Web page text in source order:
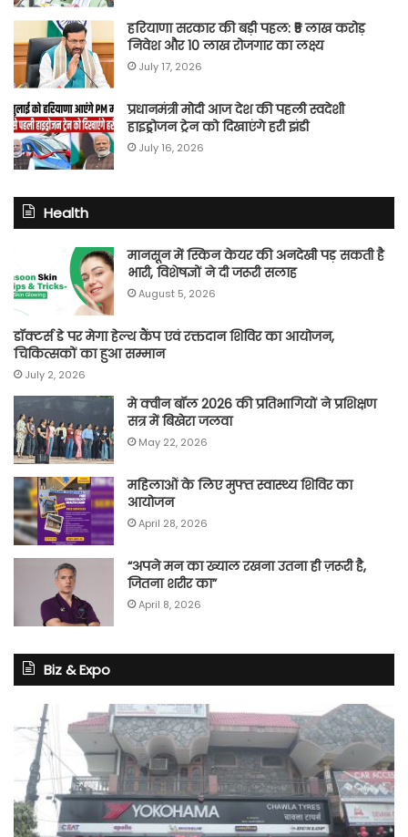
हरियाणा सरकार की बड़ी पहल: ₹5 लाख करोड़
निवेश और 10 लाख रोजगार का लक्ष्य
July 17, 2026
प्रधानमंत्री मोदी आज देश की पहली स्वदेशी
हाइड्रोजन ट्रेन को दिखाएंगे हरी झंडी
July 16, 2026
Health
मानसून में स्किन केयर की अनदेखी पड़ सकती है
भारी, विशेषज्ञों ने दी जरूरी सलाह
August 5, 2026
डॉक्टर्स डे पर मेगा हेल्थ कैंप एवं रक्तदान शिविर का आयोजन,
चिकित्सकों का हुआ सम्मान
July 2, 2026
मे क्वीन बॉल 2026 की प्रतिभागियों ने प्रशिक्षण
सत्र में बिखेरा जलवा
May 22, 2026
महिलाओं के लिए मुफ्त स्वास्थ्य शिविर का
आयोजन
April 28, 2026
“अपने मन का ख्याल रखना उतना ही ज़रूरी है,
जितना शरीर का”
April 8, 2026
Biz & Expo